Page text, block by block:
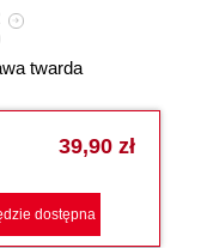
twarda
39,90 zł
dostępna